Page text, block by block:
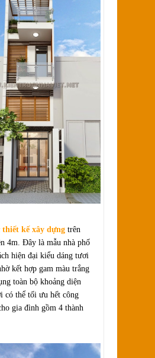
thiết kế xây dựng trên
4m. Đây là mẫu nhà phố
hiện đại kiểu dáng tươi
kết hợp gam màu trắng
toàn bộ khoảng diện
có thể tối ưu hết công
gia đình gồm 4 thành